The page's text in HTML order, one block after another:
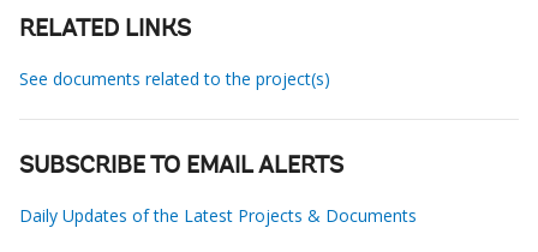
RELATED LINKS
See documents related to the project(s)
SUBSCRIBE TO EMAIL ALERTS
Daily Updates of the Latest Projects & Documents